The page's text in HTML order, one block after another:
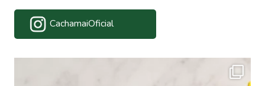
CachamaiOficial